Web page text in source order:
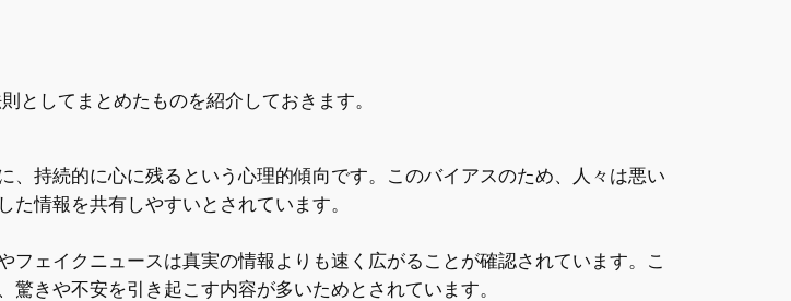
としてまとめたものを紹介しておきます。
、持続的に心に残るという心理的傾向です。このバイアスのため、人々は悪い
情報を共有しやすいとされています。
ェイクニュースは真実の情報よりも速く広がることが確認されています。こ
きや不安を引き起こす内容が多いためとされています。